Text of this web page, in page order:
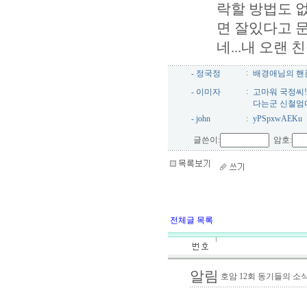
락할 방법도
면 잘있다고
네...내 오랜
- 정국정 : 배경애님의 핸
- 이미자
: 고마워 국정
다는군 신철
- john
: yPSpxwAEKu
글쓴이: 암호:
전체글 목록
알림 호암 12회 동기들의 소